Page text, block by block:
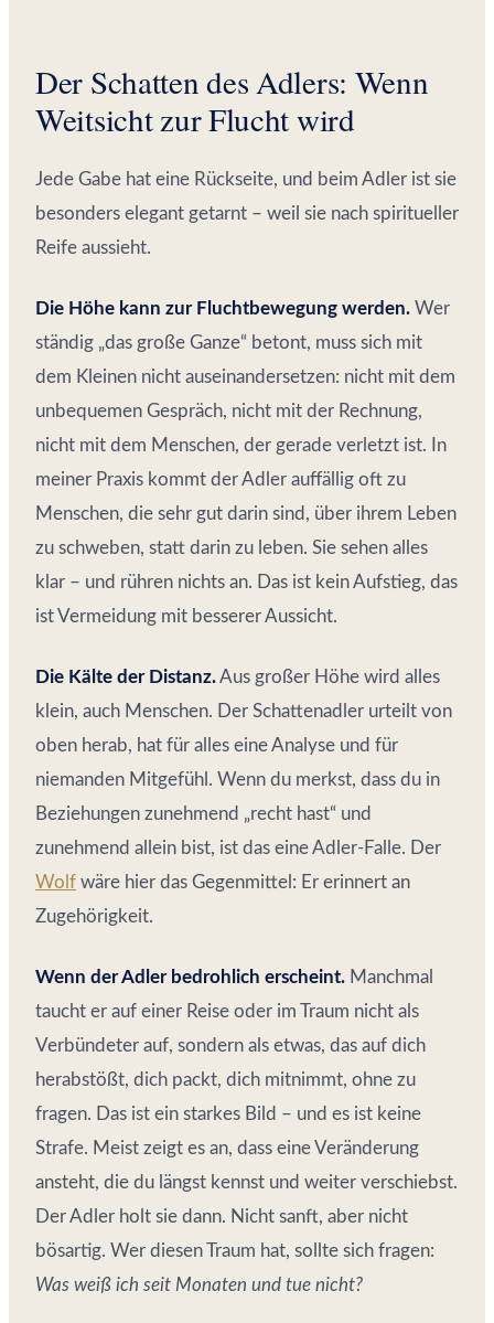
Der Schatten des Adlers: Wenn
Weitsicht zur Flucht wird
Jede Gabe hat eine Rückseite, und beim Adler ist sie
besonders elegant getarnt – weil sie nach spiritueller
Reife aussieht.
Die Höhe kann zur Fluchtbewegung werden. Wer
ständig „das große Ganze“ betont, muss sich mit
dem Kleinen nicht auseinandersetzen: nicht mit dem
unbequemen Gespräch, nicht mit der Rechnung,
nicht mit dem Menschen, der gerade verletzt ist. In
meiner Praxis kommt der Adler auffällig oft zu
Menschen, die sehr gut darin sind, über ihrem Leben
zu schweben, statt darin zu leben. Sie sehen alles
klar – und rühren nichts an. Das ist kein Aufstieg, das
ist Vermeidung mit besserer Aussicht.
Die Kälte der Distanz.Aus großer Höhe wird alles
klein, auch Menschen. Der Schattenadler urteilt von
oben herab, hat für alles eine Analyse und für
niemanden Mitgefühl. Wenn du merkst, dass du in
Beziehungen zunehmend „recht hast“ und
zunehmend allein bist, ist das eine Adler-Falle. Der
Wolf wäre hier das Gegenmittel: Er erinnert an
Zugehörigkeit.
Wenn der Adler bedrohlich erscheint. Manchmal
taucht er auf einer Reise oder im Traum nicht als
Verbündeter auf, sondern als etwas, das auf dich
herabstößt, dich packt, dich mitnimmt, ohne zu
fragen. Das ist ein starkes Bild – und es ist keine
Strafe. Meist zeigt es an, dass eine Veränderung
ansteht, die du längst kennst und weiter verschiebst.
Der Adler holt sie dann. Nicht sanft, aber nicht
bösartig. Wer diesen Traum hat, sollte sich fragen:
Was weiß ich seit Monaten und tue nicht?